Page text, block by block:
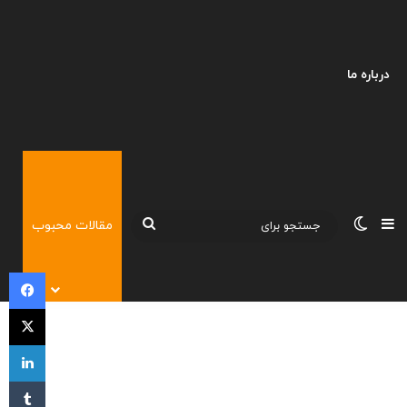
درباره ما
نوارکناریتغییر پوسته
جستجومقالات محبوب